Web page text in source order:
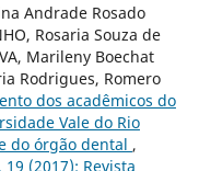
Andrade Rosado
Rosaria Souza de
Marileny Boechat
Rodrigues, Romero
dos acadêmicos do
Vale do Rio
do órgão dental ,
19 (2017): Revista